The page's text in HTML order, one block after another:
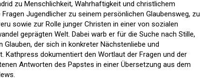
zu Menschlichkeit, Wahrhaftigkeit und christlichem
Jugendlicher zu seinem persönlichen Glaubensweg, zu
sowie zur Rolle junger Christen in einer von sozialen
geprägten Welt. Dabei warb er für die Suche nach Stille,
Glauben, der sich in konkreter Nächstenliebe und
dokumentiert den Wortlaut der Fragen und der
Antworten des Papstes in einer Übersetzung aus dem